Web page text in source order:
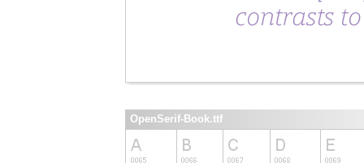
OpenSerif-Book.ttf